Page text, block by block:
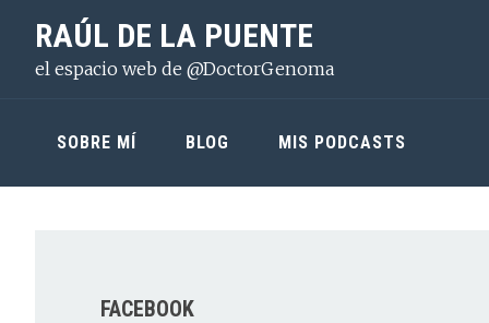
principal
contenido
lateral
RAÚL DE LA PUENTE
el espacio web de @DoctorGenoma
SOBRE MÍ BLOG MIS PODCASTS
FACEBOOK